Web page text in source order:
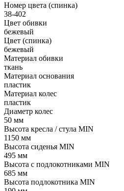
Номер цвета (спинка)
38-402
Цвет обивки
бежевый
Цвет (спинка)
бежевый
Материал обивки
ткань
Материал основания
пластик
Материал колес
пластик
Диаметр колес
50 мм
Высота кресла / стула MIN
1150 мм
Высота сиденья MIN
495 мм
Высота с подлокотниками MIN
685 мм
Высота подлокотника MIN